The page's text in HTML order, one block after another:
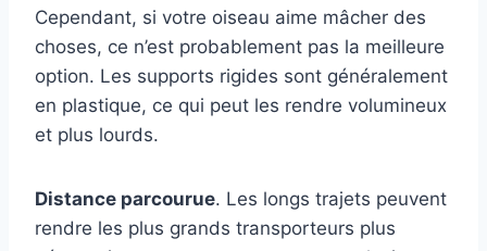
Cependant, si votre oiseau aime mâcher des
choses, ce n’est probablement pas la meilleure
option. Les supports rigides sont généralement
en plastique, ce qui peut les rendre volumineux
et plus lourds.
Distance parcourue. Les longs trajets peuvent
rendre les plus grands transporteurs plus